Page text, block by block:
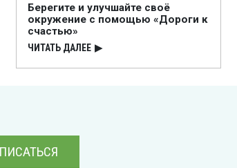
Берегите и улучшайте своё
окружение с помощью «Дороги к
счастью»
ЧИТАТЬ ДАЛЕЕ ▶